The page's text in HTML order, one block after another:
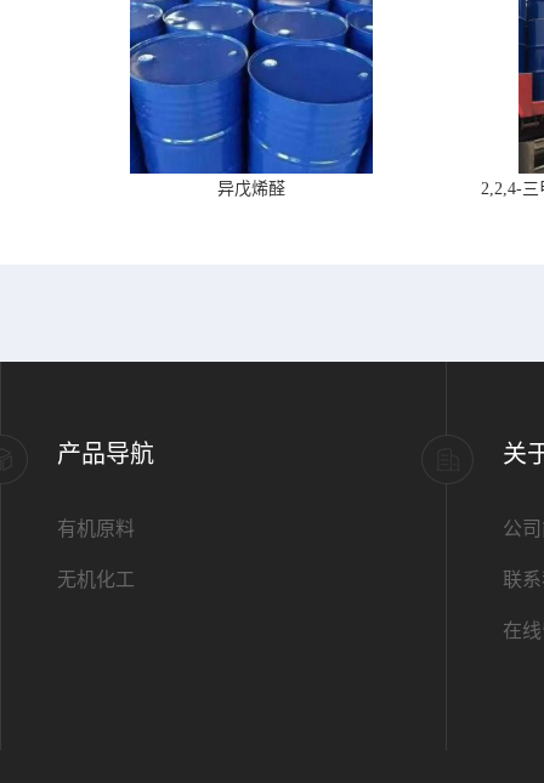
异戊烯醛 2,2,4-
产品导航
有机原料
无机化工
关
公
联
在